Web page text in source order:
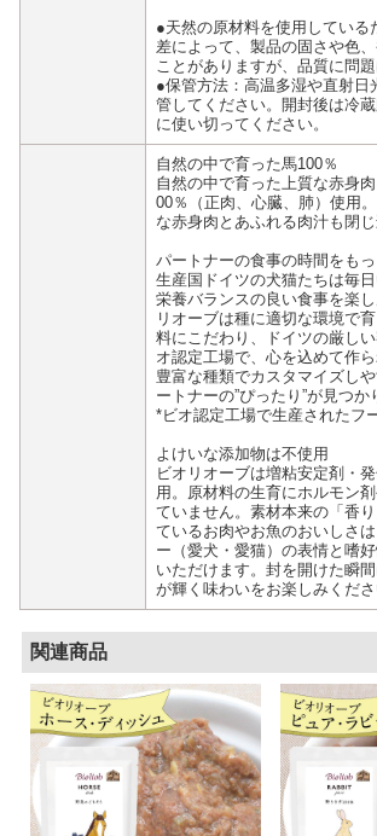
●天然の原材料を使用している
差によって、製品の固さや色
ことがありますが、品質に問題
●保管方法：高温多湿や直射日
管してください。開封後は冷
に使い切ってください。
自然の中で育った馬100％
自然の中で育った上質な赤身
00％（正肉、心臓、肺）使用
な赤身肉とあふれる肉汁も閉じ
パートナーの食事の時間をもっ
生産国ドイツの犬猫たちは毎
栄養バランスの良い食事を楽
リオーブは種に適切な環境で
料にこだわり、ドイツの厳し
オ認定工場で、心を込めて作ら
豊富な種類でカスタマイズし
ートナーの”ぴったり”が見つか
*ビオ認定工場で生産されたフ
よけいな添加物は不使用
ビオリオーブは増粘安定剤・
用。原材料の生育にホルモン
ていません。素材本来の「香
ているお肉やお魚のおいしさ
ー（愛犬・愛猫）の表情と嗜
いただけます。封を開けた瞬
が輝く味わいをお楽しみくださ
関連商品